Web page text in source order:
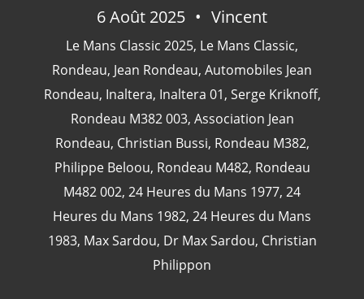
6 Août 2025 Vincent
Le Mans Classic 2025, Le Mans Classic,
Rondeau, Jean Rondeau, Automobiles Jean
Rondeau, Inaltera, Inaltera 01, Serge Kriknoff,
Rondeau M382 003, Association Jean
Rondeau, Christian Bussi, Rondeau M382,
Philippe Beloou, Rondeau M482, Rondeau
M482 002, 24 Heures du Mans 1977, 24
Heures du Mans 1982, 24 Heures du Mans
1983, Max Sardou, Dr Max Sardou, Christian
Philippon
CATÉGORIES
24 Heures Du Mans(18)
Henri Pescarolo(8)
24 Heures Du Mans 1963(5)
24 Heures Du Mans 1967 (5)
Artcar(5)